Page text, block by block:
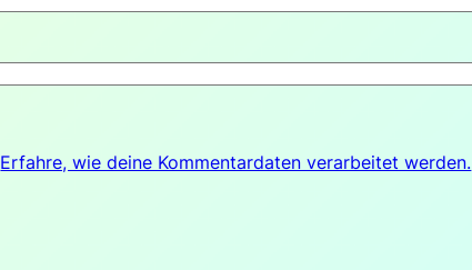
Erfahre, wie deine Kommentardaten verarbeitet werden.